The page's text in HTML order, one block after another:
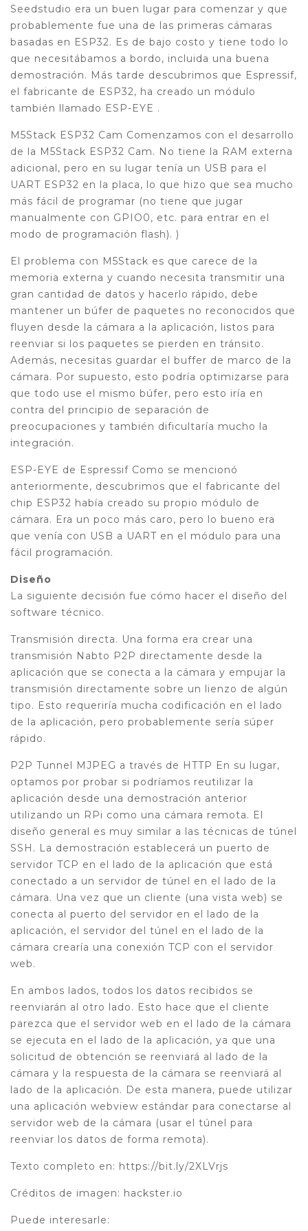
Seedstudio era un buen lugar para comenzar y que
probablemente fue una de las primeras cámaras
basadas en ESP32. Es de bajo costo y tiene todo lo
que necesitábamos a bordo, incluida una buena
demostración. Más tarde descubrimos que Espressif,
el fabricante de ESP32, ha creado un módulo
también llamado ESP-EYE .
M5Stack ESP32 Cam Comenzamos con el desarrollo
de la M5Stack ESP32 Cam. No tiene la RAM externa
adicional, pero en su lugar tenía un USB para el
UART ESP32 en la placa, lo que hizo que sea mucho
más fácil de programar (no tiene que jugar
manualmente con GPIO0, etc. para entrar en el
modo de programación flash). )
El problema con M5Stack es que carece de la
memoria externa y cuando necesita transmitir una
gran cantidad de datos y hacerlo rápido, debe
mantener un búfer de paquetes no reconocidos que
fluyen desde la cámara a la aplicación, listos para
reenviar si los paquetes se pierden en tránsito.
Además, necesitas guardar el buffer de marco de la
cámara. Por supuesto, esto podría optimizarse para
que todo use el mismo búfer, pero esto iría en
contra del principio de separación de
preocupaciones y también dificultaría mucho la
integración.
ESP-EYE de Espressif Como se mencionó
anteriormente, descubrimos que el fabricante del
chip ESP32 había creado su propio módulo de
cámara. Era un poco más caro, pero lo bueno era
que venía con USB a UART en el módulo para una
fácil programación.
Diseño
La siguiente decisión fue cómo hacer el diseño del
software técnico.
Transmisión directa. Una forma era crear una
transmisión Nabto P2P directamente desde la
aplicación que se conecta a la cámara y empujar la
transmisión directamente sobre un lienzo de algún
tipo. Esto requeriría mucha codificación en el lado
de la aplicación, pero probablemente sería súper
rápido.
P2P Tunnel MJPEG a través de HTTP En su lugar,
optamos por probar si podríamos reutilizar la
aplicación desde una demostración anterior
utilizando un RPi como una cámara remota. El
diseño general es muy similar a las técnicas de túnel
SSH. La demostración establecerá un puerto de
servidor TCP en el lado de la aplicación que está
conectado a un servidor de túnel en el lado de la
cámara. Una vez que un cliente (una vista web) se
conecta al puerto del servidor en el lado de la
aplicación, el servidor del túnel en el lado de la
cámara crearía una conexión TCP con el servidor
web.
En ambos lados, todos los datos recibidos se
reenviarán al otro lado. Esto hace que el cliente
parezca que el servidor web en el lado de la cámara
se ejecuta en el lado de la aplicación, ya que una
solicitud de obtención se reenviará al lado de la
cámara y la respuesta de la cámara se reenviará al
lado de la aplicación. De esta manera, puede utilizar
una aplicación webview estándar para conectarse al
servidor web de la cámara (usar el túnel para
reenviar los datos de forma remota).
Texto completo en: https://bit.ly/2XLVrjs
Créditos de imagen: hackster.io
Puede interesarle: